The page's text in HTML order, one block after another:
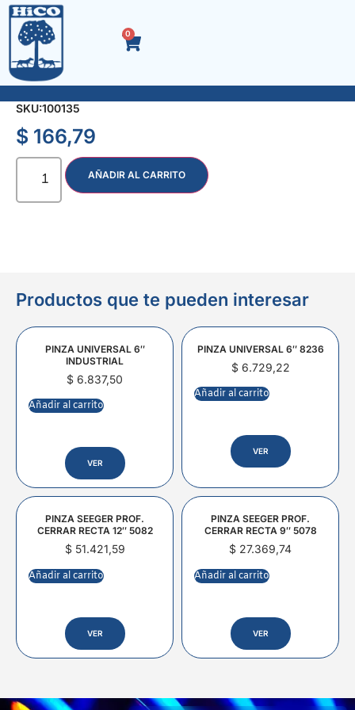
0
ACC. MARRON NIPLE 6 cm. 1/2″
SKU:100135
$ 166,79
AÑADIR AL CARRITO
Productos que te pueden interesar
PINZA UNIVERSAL 6″
INDUSTRIAL
$ 6.837,50
Añadir al carrito
VER
PINZA UNIVERSAL 6″ 8236
$6.729,22
Añadir al carrito
VER
PINZA SEEGER PROF.
CERRAR RECTA 12″ 5082
$51.421,59
Añadir al carrito
VER
PINZA SEEGER PROF.
CERRAR RECTA 9″ 5078
$ 27.369,74
Añadir al carrito
VER